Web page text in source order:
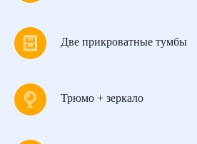
Две прикроватные тумбы
Трюмо + зеркало